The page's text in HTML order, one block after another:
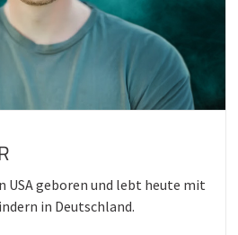
USA geboren und lebt heute mit
in Deutschland.